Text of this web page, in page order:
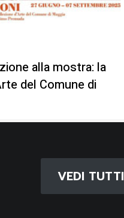
alla mostra: la
del Comune di
VEDI TUTTI